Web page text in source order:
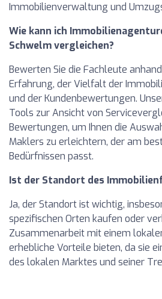
Immobilienverwaltung und
Wie kann ich
Schwelm vergleichen?
Bewerten Sie die Fachleute
Erfahrung, der Vielfalt der
und der Kundenbewertungen.
Tools zur Ansicht von
Bewertungen, um Ihnen die
Maklers zu erleichtern, der am
Bedürfnissen passt.
Ist der Standort des
Ja, der Standort ist wichtig,
spezifischen Orten kaufen oder
Zusammenarbeit mit einem
erhebliche Vorteile bieten, da sie
des lokalen Marktes und seiner